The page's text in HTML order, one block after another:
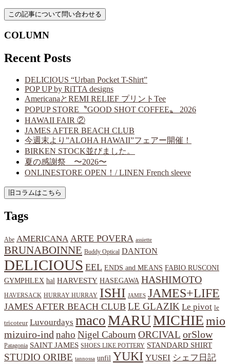
COLUMN
Recent Posts
DELICIOUS “Urban Pocket T-Shirt”
POP UP by RiTTA designs
AmericanaとREMI RELIEF プリントTee
POPUP STORE〝GOOD SHOT COFFEE〟 2026
HAWAII FAIR ②
JAMES AFTER BEACH CLUB
今週末より”ALOHA HAWAII”フェアー開催！
BIRKEN STOCK並びました。
夏の感謝祭 〜2026〜
ONLINESTORE OPEN！/ LINEN French sleeve
Tags
Abe AMERICANA ARTE POVERA assiette
BRUNABOINNE Buddy Optical DANTON
DELICIOUS EEL ENDS and MEANS FABIO RUSCONI
GYMPHLEX hal HARVESTY HASEGAWA HASHIMOTO
HAVERSACK HURRAY HURRAY ISHI JAMES JAMES+LIFE
JAMES AFTER BEACH CLUB LE GLAZIK Le pivot le
tricoteur Luvourdays macoMARUMICHIEmio
mizuiro-ind naho Nigel Cabourn ORCIVAL orSlow
Patagonia SAINT JAMES SHOES LIKE POTTERY STANDARD SHIRT
STUDIO ORIBE tannossa unfil YUKI YUSEI シェフ日記